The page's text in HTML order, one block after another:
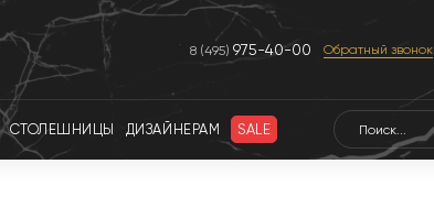
8 (495) 975-40-00 Обратный звонок
СТОЛЕШНИЦЫ ДИЗАЙНЕРАМ SALE